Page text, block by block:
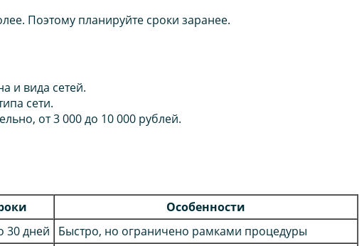
Поэтому планируйте сроки заранее.
и вида сетей.
сети.
от 3 000 до 10 000 рублей.
Особенности
30 дней
Быстро, но ограничено рамками процедуры